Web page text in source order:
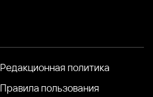
Редакционная политика
Правила пользования